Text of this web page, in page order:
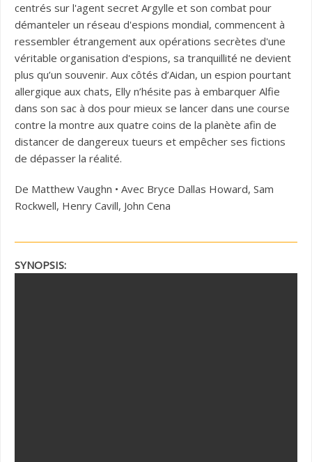
centrés sur l'agent secret Argylle et son combat pour
démanteler un réseau d'espions mondial, commencent à
ressembler étrangement aux opérations secrètes d'une
véritable organisation d'espions, sa tranquillité ne devient
plus qu’un souvenir. Aux côtés d’Aidan, un espion pourtant
allergique aux chats, Elly n’hésite pas à embarquer Alfie
dans son sac à dos pour mieux se lancer dans une course
contre la montre aux quatre coins de la planète afin de
distancer de dangereux tueurs et empêcher ses fictions
de dépasser la réalité.
De Matthew Vaughn • Avec Bryce Dallas Howard, Sam
Rockwell, Henry Cavill, John Cena
SYNOPSIS: